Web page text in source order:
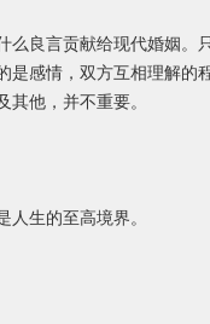
么良言贡献给现代婚姻。
是感情，双方互相理解的
他，并不重要。
生的至高境界。